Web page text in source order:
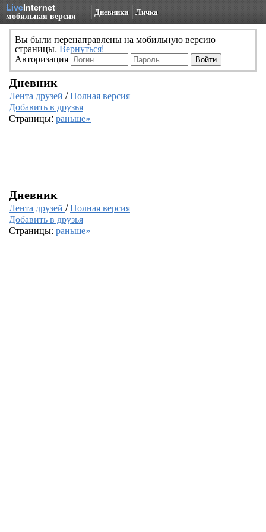
LiveInternet
мобильная версия Дневники Личка
Вы были перенаправлены на мобильную версию
страницы. Вернуться!
Авторизация
Дневник
Лента друзей /Полная версия
Добавить в друзья
Страницы: раньше»
Дневник
Лента друзей /Полная версия
Добавить в друзья
Страницы: раньше»